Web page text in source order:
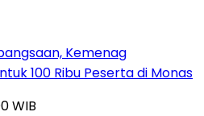
Kemenag
100 Ribu Peserta di Monas
WIB